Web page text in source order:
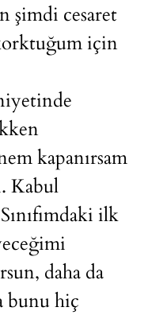
şimdi cesaret
için
kapanırsam
Kabul
ilk
daha da
bunu hiç